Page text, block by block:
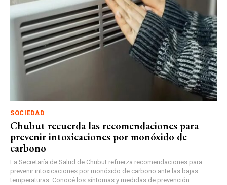
SOCIEDAD
Chubut recuerda las recomendaciones para
prevenir intoxicaciones por monóxido de
carbono
La Secretaría de Salud de Chubut refuerza recomendaciones para
prevenir intoxicaciones por monóxido de carbono ante las bajas
temperaturas. Conocé los síntomas y medidas de prevención.